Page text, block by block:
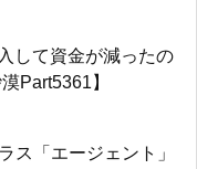
して資金が減ったの
Part5361】
ス「エージェント」